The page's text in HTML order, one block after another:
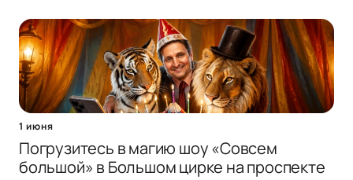
1 июня
Погрузитесь в магию шоу «Совсем
большой» в Большом цирке на проспекте